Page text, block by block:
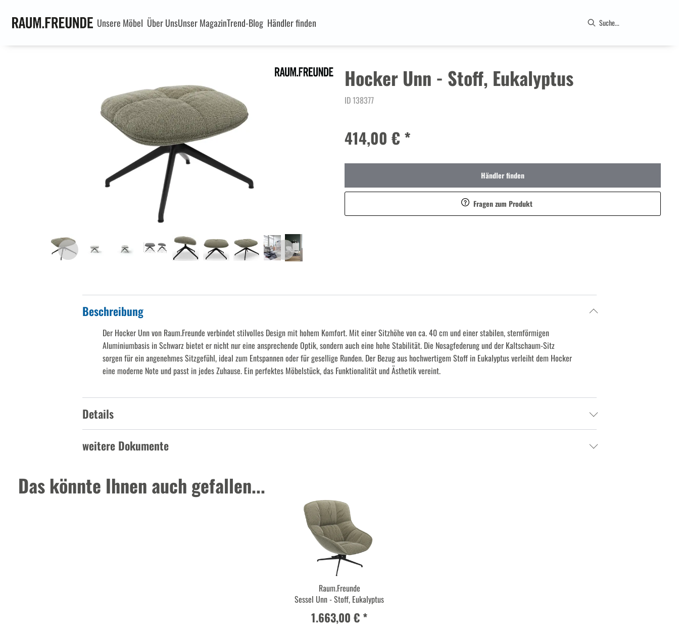
Unsere Möbel Über UnsUnser MagazinTrend-Blog Händler finden
Hocker Unn - Stoff, Eukalyptus
ID 138377
414,00 € *
Händler finden
Fragen zum Produkt
Beschreibung
Der Hocker Unn von Raum.Freunde verbindet stilvolles Design mit hohem Komfort. Mit einer Sitzhöhe von ca. 40 cm und einer stabilen, sternförmigen
Aluminiumbasis in Schwarz bietet er nicht nur eine ansprechende Optik, sondern auch eine hohe Stabilität. Die Nosagfederung und der Kaltschaum-Sitz
sorgen für ein angenehmes Sitzgefühl, ideal zum Entspannen oder für gesellige Runden. Der Bezug aus hochwertigem Stoff in Eukalyptus verleiht dem Hocker
eine moderne Note und passt in jedes Zuhause. Ein perfektes Möbelstück, das Funktionalität und Ästhetik vereint.
Details
weitere Dokumente
Das könnte Ihnen auch gefallen...
Raum.Freunde
Sessel Unn - Stoff, Eukalyptus
1.663,00 € *